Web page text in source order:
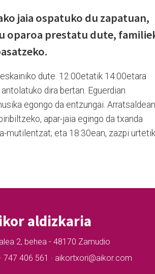
jaia ospatuko du zapatuan,
oparoa prestatu dute,
dute. 12:00etatik 14:00etara
dira bertan. Eguerdian
egongo da entzungai.
apar-jaia egingo da txanda
mutilentzat; eta 18:30ean, zazpi urtetik
aldizkaria
2, behea - 48170 Zamudio
747 406 561 · aikortxori@aikor.com